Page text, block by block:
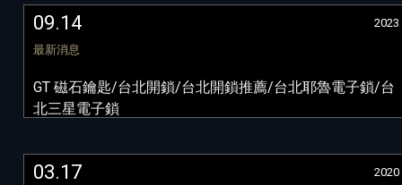
09.14
2023
最新消息
GT 磁石鑰匙/台北開鎖/台北開鎖推薦/台北耶魯電子鎖/台
北三星電子鎖
03.17
2020